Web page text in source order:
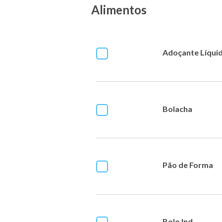
Alimentos
Adoçante
Bolacha
Pão de Forma